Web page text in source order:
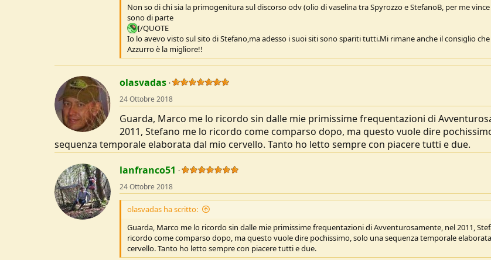
Non so di chi sia la primogenitura sul discorso odv (olio di vaselina tra Spyrozzo e StefanoB, per me
sono di parte
[/QUOTE
Io lo avevo visto sul sito di Stefano,ma adesso i suoi siti sono spariti tutti.Mi rimane anche il consiglio
Azzurro è la migliore!!
olasvadas
24 Ottobre 2018
Guarda, Marco me lo ricordo sin dalle mie primissime frequentazioni di
2011, Stefano me lo ricordo come comparso dopo, ma questo vuole dire
sequenza temporale elaborata dal mio cervello. Tanto ho letto sempre con piacere tutti e due.
lanfranco51
24 Ottobre 2018
olasvadas ha scritto:
Guarda, Marco me lo ricordo sin dalle mie primissime frequentazioni di Avventurosamente, nel 2011,
ricordo come comparso dopo, ma questo vuole dire pochissimo, solo una sequenza temporale
cervello. Tanto ho letto sempre con piacere tutti e due.